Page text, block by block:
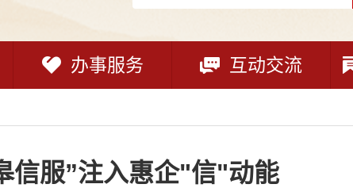
办事服务 互动交流
信服”注入惠企"信"动能